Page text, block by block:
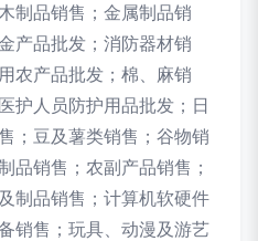
制品销售；金属制品销
产品批发；消防器材销
农产品批发；棉、麻销
护人员防护用品批发；日
；豆及薯类销售；谷物销
品销售；农副产品销售；
制品销售；计算机软硬件
销售；玩具、动漫及游艺